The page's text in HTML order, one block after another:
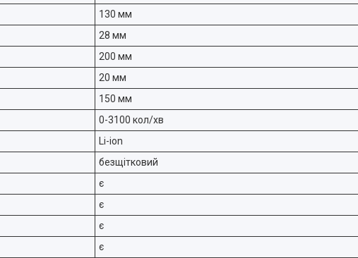
130 мм
28 мм
200 мм
20 мм
150 мм
0-3100 кол/хв
Li-ion
безщітковий
є
є
є
є